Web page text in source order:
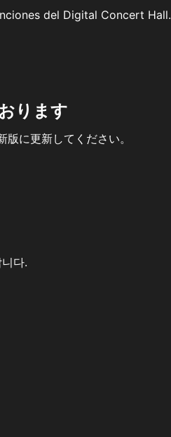
del Digital Concert Hall.
ります
に更新してください。
다.